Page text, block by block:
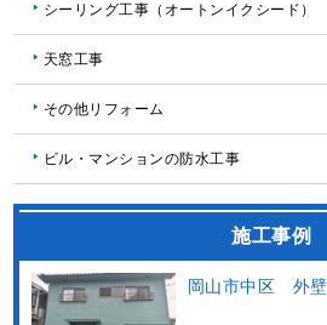
シーリング工事（オートンイクシード）
天窓工事
その他リフォーム
ビル・マンションの防水工事
施工事例
岡山市中区 外